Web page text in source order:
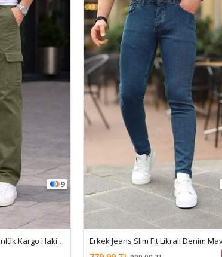
9
Erkek Trend Bol Paça Günlük Kargo Haki Baggy Pantolon